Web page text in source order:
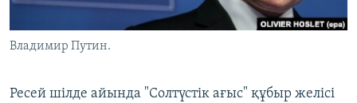
Владимир Путин.
Ресей шілде айында "Солтүстік ағыс" құбыр желісі